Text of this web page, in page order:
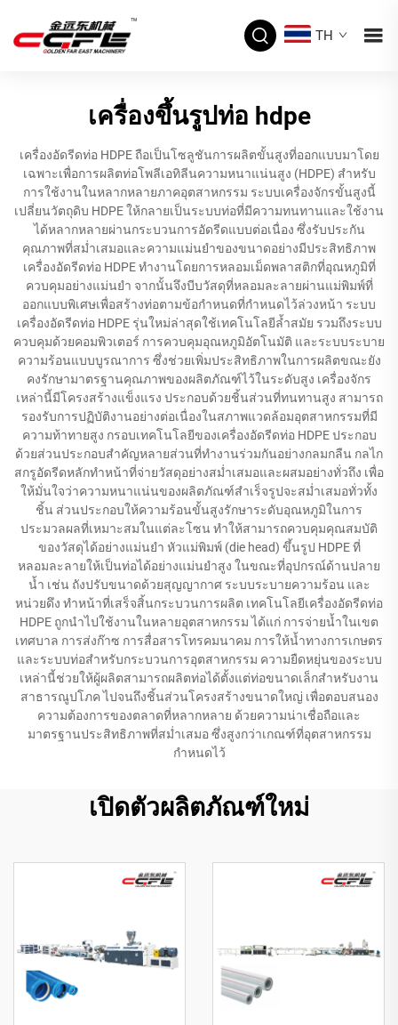
TH
เครื่องขึ้นรูปท่อ hdpe
เครื่องอัดรีดท่อ HDPE ถือเป็นโซลูชันการผลิตขั้นสูงที่ออกแบบมาโดย
เฉพาะเพื่อการผลิตท่อโพลีเอทิลีนความหนาแน่นสูง (HDPE) สำหรับ
การใช้งานในหลากหลายภาคอุตสาหกรรม ระบบเครื่องจักรขั้นสูงนี้
เปลี่ยนวัตถุดิบ HDPE ให้กลายเป็นระบบท่อที่มีความทนทานและใช้งาน
ได้หลากหลายผ่านกระบวนการอัดรีดแบบต่อเนื่อง ซึ่งรับประกัน
คุณภาพที่สม่ำเสมอและความแม่นยำของขนาดอย่างมีประสิทธิภาพ
เครื่องอัดรีดท่อ HDPE ทำงานโดยการหลอมเม็ดพลาสติกที่อุณหภูมิที่
ควบคุมอย่างแม่นยำ จากนั้นจึงบีบวัสดุที่หลอมละลายผ่านแม่พิมพ์ที่
ออกแบบพิเศษเพื่อสร้างท่อตามข้อกำหนดที่กำหนดไว้ล่วงหน้า ระบบ
เครื่องอัดรีดท่อ HDPE รุ่นใหม่ล่าสุดใช้เทคโนโลยีล้ำสมัย รวมถึงระบบ
ควบคุมด้วยคอมพิวเตอร์ การควบคุมอุณหภูมิอัตโนมัติ และระบบระบาย
ความร้อนแบบบูรณาการ ซึ่งช่วยเพิ่มประสิทธิภาพในการผลิตขณะยัง
คงรักษามาตรฐานคุณภาพของผลิตภัณฑ์ไว้ในระดับสูง เครื่องจักร
เหล่านี้มีโครงสร้างแข็งแรง ประกอบด้วยชิ้นส่วนที่ทนทานสูง สามารถ
รองรับการปฏิบัติงานอย่างต่อเนื่องในสภาพแวดล้อมอุตสาหกรรมที่มี
ความท้าทายสูง กรอบเทคโนโลยีของเครื่องอัดรีดท่อ HDPE ประกอบ
ด้วยส่วนประกอบสำคัญหลายส่วนที่ทำงานร่วมกันอย่างกลมกลืน กลไก
สกรูอัดรีดหลักทำหน้าที่จ่ายวัสดุอย่างสม่ำเสมอและผสมอย่างทั่วถึง เพื่อ
ให้มั่นใจว่าความหนาแน่นของผลิตภัณฑ์สำเร็จรูปจะสม่ำเสมอทั่วทั้ง
ชิ้น ส่วนประกอบให้ความร้อนขั้นสูงรักษาระดับอุณหภูมิในการ
ประมวลผลที่เหมาะสมในแต่ละโซน ทำให้สามารถควบคุมคุณสมบัติ
ของวัสดุได้อย่างแม่นยำ หัวแม่พิมพ์ (die head) ขึ้นรูป HDPE ที่
หลอมละลายให้เป็นท่อได้อย่างแม่นยำสูง ในขณะที่อุปกรณ์ด้านปลาย
น้ำ เช่น ถังปรับขนาดด้วยสุญญากาศ ระบบระบายความร้อน และ
หน่วยดึง ทำหน้าที่เสร็จสิ้นกระบวนการผลิต เทคโนโลยีเครื่องอัดรีดท่อ
HDPE ถูกนำไปใช้งานในหลายอุตสาหกรรม ได้แก่ การจ่ายน้ำในเขต
เทศบาล การส่งก๊าซ การสื่อสารโทรคมนาคม การให้น้ำทางการเกษตร
และระบบท่อสำหรับกระบวนการอุตสาหกรรม ความยืดหยุ่นของระบบ
เหล่านี้ช่วยให้ผู้ผลิตสามารถผลิตท่อได้ตั้งแต่ท่อขนาดเล็กสำหรับงาน
สาธารณูปโภค ไปจนถึงชิ้นส่วนโครงสร้างขนาดใหญ่ เพื่อตอบสนอง
ความต้องการของตลาดที่หลากหลาย ด้วยความน่าเชื่อถือและ
มาตรฐานประสิทธิภาพที่สม่ำเสมอ ซึ่งสูงกว่าเกณฑ์ที่อุตสาหกรรม
กำหนดไว้
เปิดตัวผลิตภัณฑ์ใหม่